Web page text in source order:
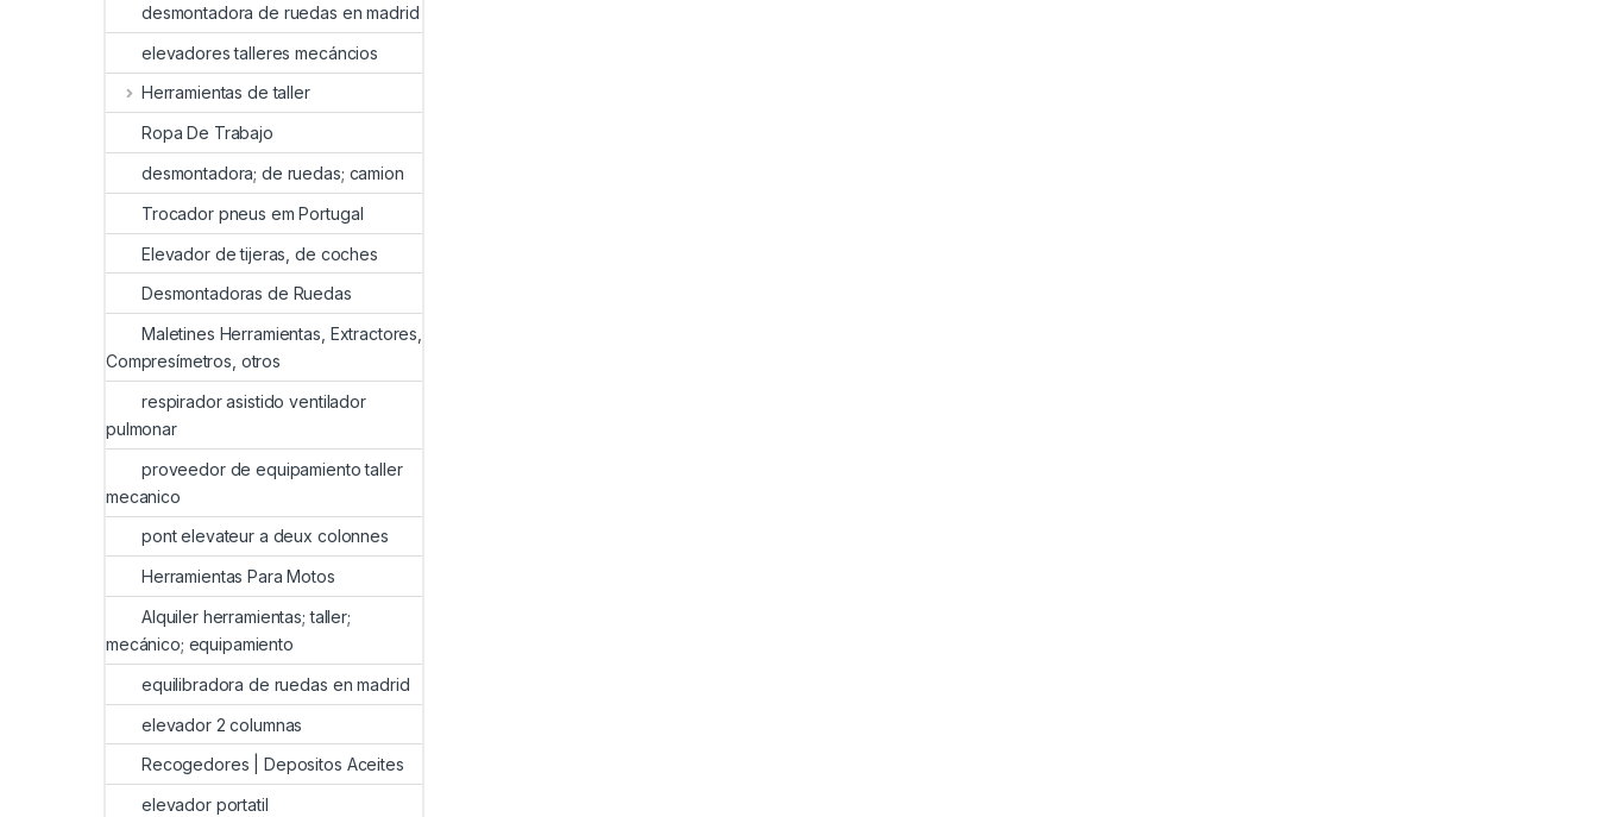
desmontadora de ruedas en madrid
elevadores talleres mecáncios
Herramientas de taller
Ropa De Trabajo
desmontadora; de ruedas; camion
Trocador pneus em Portugal
Elevador de tijeras, de coches
Desmontadoras de Ruedas
Maletines Herramientas, Extractores,
Compresímetros, otros
respirador asistido ventilador
pulmonar
proveedor de equipamiento taller
mecanico
pont elevateur a deux colonnes
Herramientas Para Motos
Alquiler herramientas; taller;
mecánico; equipamiento
equilibradora de ruedas en madrid
elevador 2 columnas
Recogedores | Depositos Aceites
elevador portatil